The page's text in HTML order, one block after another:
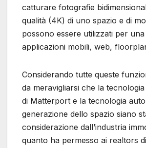
catturare fotografie
qualità (4K) di uno spazio e di
possono essere utilizzati per una
applicazioni mobili, web,
Considerando tutte queste
da meravigliarsi che la
di Matterport e la tecnologia
generazione dello spazio siano
considerazione dall’industria
quanto ha permesso ai realtors